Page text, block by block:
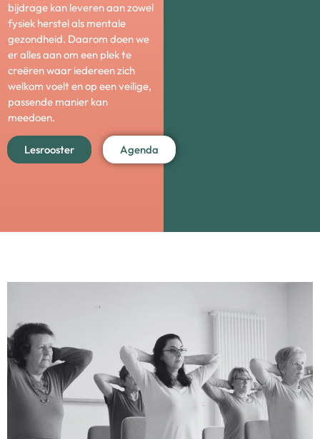
bijdrage kan leveren aan zowel
fysiek herstel als mentale
gezondheid. Daarom doen we
er alles aan om een plek te
creëren waar iedereen zich
welkom voelt en op een veilige,
passende manier kan
meedoen.
Lesrooster Agenda